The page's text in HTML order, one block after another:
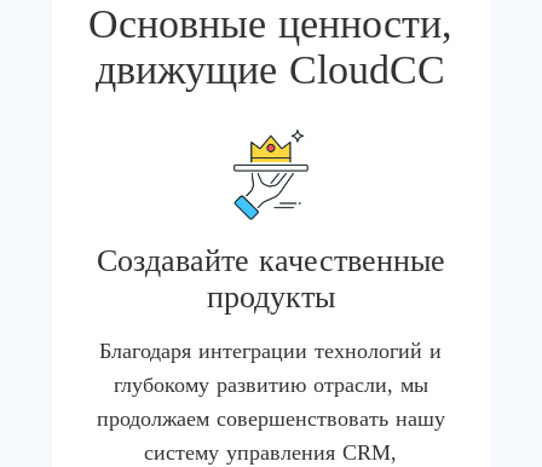
Основные ценности,
движущие CloudCC
Создавайте качественные
продукты
Благодаря интеграции технологий и
глубокому развитию отрасли, мы
продолжаем совершенствовать нашу
систему управления CRM,